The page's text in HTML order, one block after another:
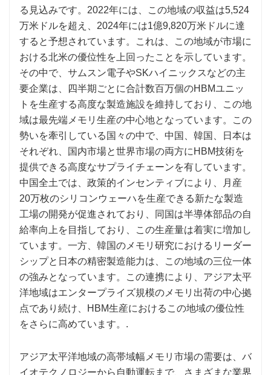
る見込みです。2022年には、この地域の収益は5,524
万米ドルを超え、2024年には1億9,820万米ドルに達
すると予想されています。これは、この地域が市場に
おける北米の優位性を上回ったことを示しています。
その中で、サムスン電子やSKハイニックスなどの主
要企業は、四半期ごとに合計数百万個のHBMユニッ
トを生産する高度な製造施設を維持しており、この地
域は最先端メモリ生産の中心地となっています。この
勢いを牽引している国々の中で、中国、韓国、日本は
それぞれ、国内市場と世界市場の両方にHBM技術を
提供できる高度なサプライチェーンを有しています。
中国全土では、政策的インセンティブにより、月産
20万枚のシリコンウェーハを生産できる新たな製造
工場の開発が促進されており、同国は半導体部品の自
給率向上を目指しており、この生産量は着実に増加し
ています。一方、韓国のメモリ研究におけるリーダー
シップと日本の精密製造能力は、この地域の三位一体
の強みとなっています。この連携により、アジア太平
洋地域はエンタープライズ規模のメモリ出荷の中心拠
点であり続け、HBM生産におけるこの地域の優位性
をさらに高めています。.
アジア太平洋地域の高帯域幅メモリ市場の需要は、バ
イオテクノロジーから自動運転まで、さまざまな業界